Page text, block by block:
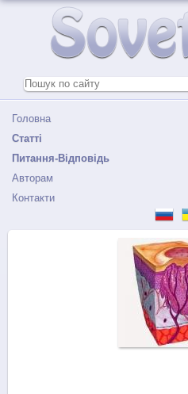
Головна
Статті
Питання-Відповідь
Авторам
Контакти